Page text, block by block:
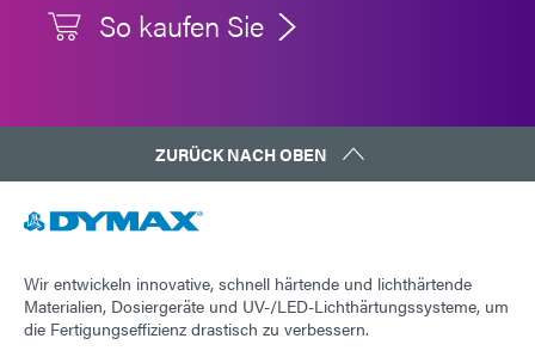
So kaufen Sie
ZURÜCK NACH OBEN
Wir entwickeln innovative, schnell härtende und lichthärtende
Materialien, Dosiergeräte und UV-/LED-Lichthärtungssysteme, um
die Fertigungseffizienz drastisch zu verbessern.